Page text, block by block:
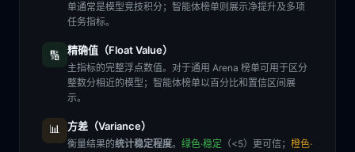
单通常是模型竞技积分；智能体榜单则展示净提升及多项
任务指标。
🔢 精确值（Float Value）
主指标的完整浮点数值。对于通用 Arena 榜单可用于区分
整数分相近的模型；智能体榜单以百分比和置信区间展
示。
📊 方差（Variance）
衡量结果的统计稳定程度。 绿色·稳定 （<5）更可信； 橙色·